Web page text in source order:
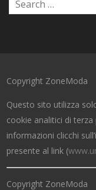
Copyright ZoneModa
Questo sito utilizza
cookie analitici di
informazioni clicchi
presente al link (
Copyright ZoneModa